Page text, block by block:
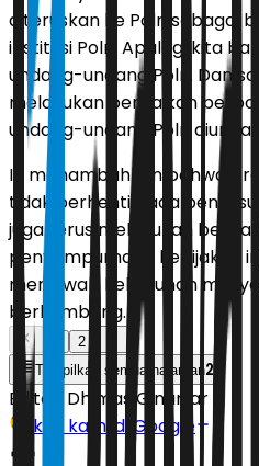
diteruskan ke Polri sebagai
institusi Polri. Apalagi kita
undang-undang Polri. Dan
melakukan perbaikan
undang-undang Polri
Ia menambahkan bahwa
tidak berhenti pada
juga terus melakukan
penyempurnaan kebijakan
menjawab kebutuhan
berkembang.
2
Tampilkan semua halaman2
Editor: Dhimas Ginanjar
Ikuti kami di Google